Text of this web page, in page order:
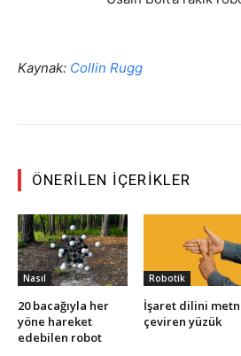
Kaynak: Collin Rugg
ÖNERILEN İÇERIKLER
Nasıl
20 bacağıyla her
yöne hareket
edebilen robot
Robotik
İşaret dilini
çeviren yüzük